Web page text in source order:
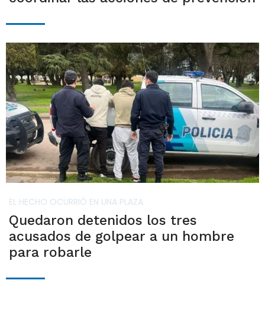
EL HECHO OCURRIÓ EN UNA PLAZA
Quedaron detenidos los tres
acusados de golpear a un hombre
para robarle